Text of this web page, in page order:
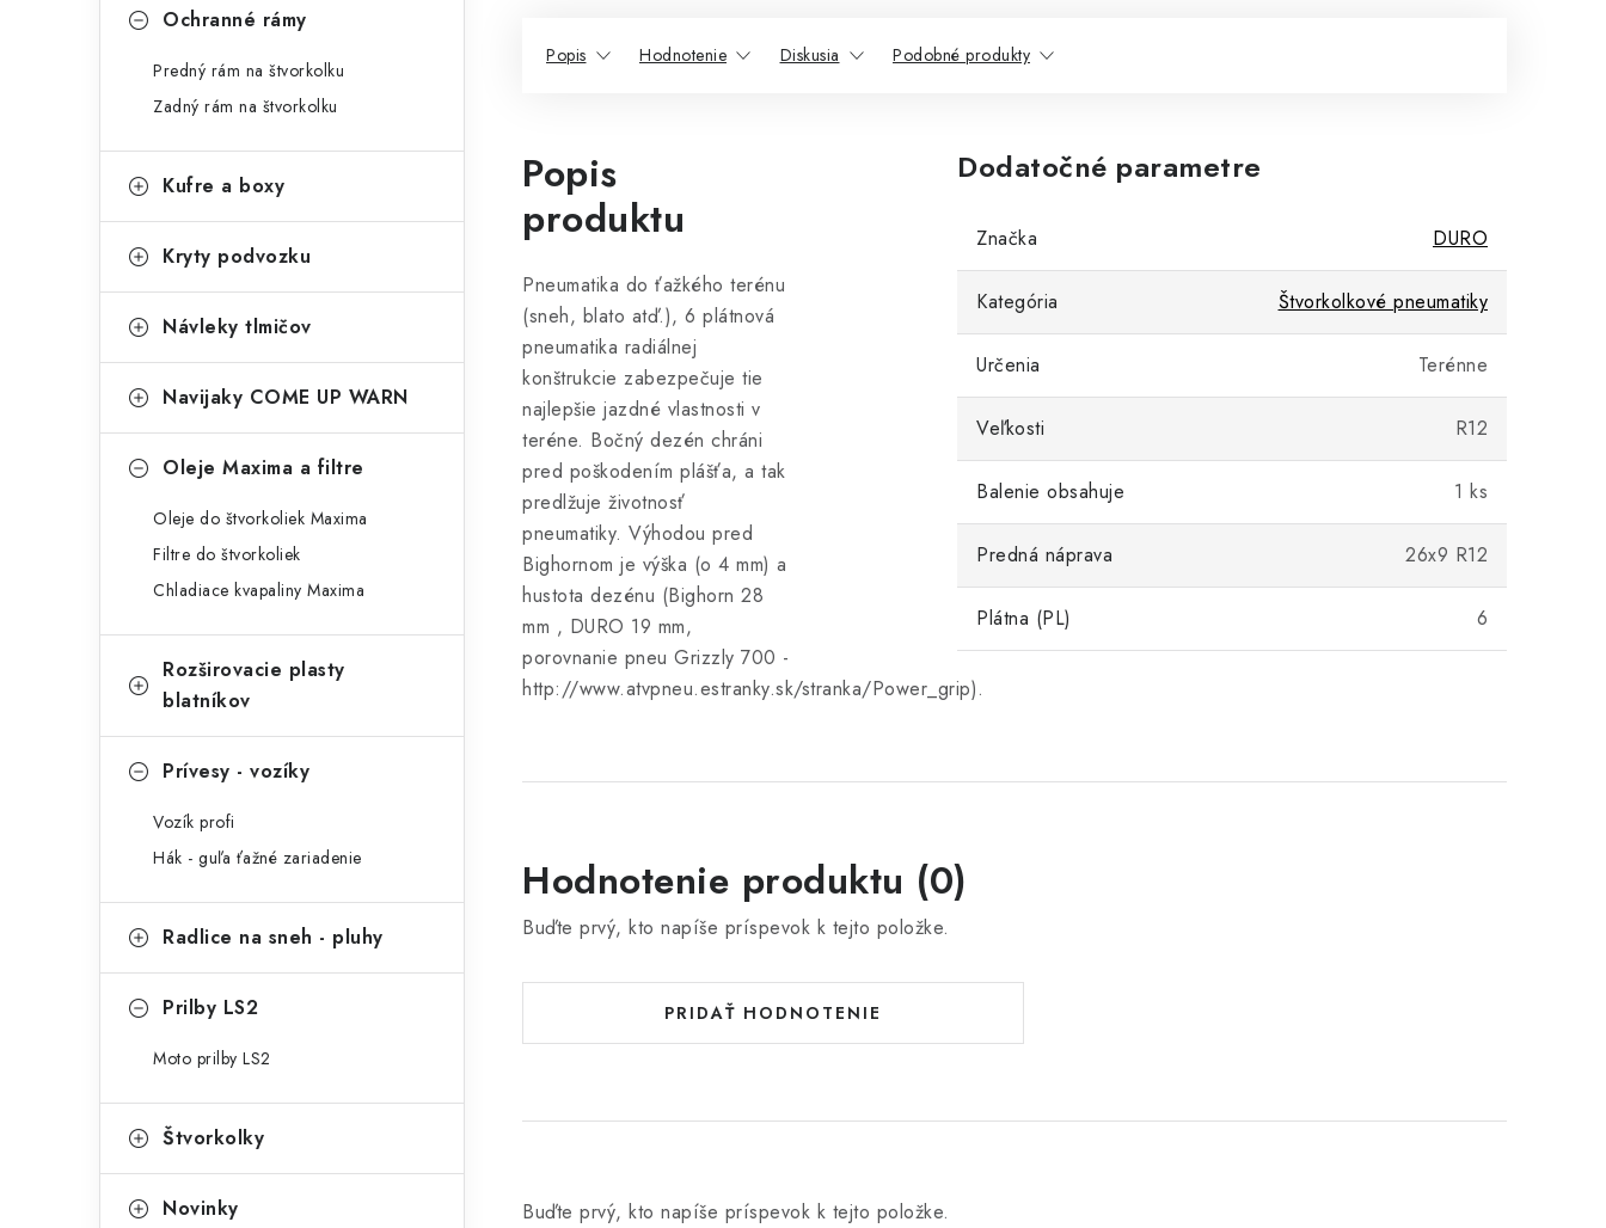
Ochranné rámy
Predný rám na štvorkolku
Zadný rám na štvorkolku
Kufre a boxy
Kryty podvozku
Návleky tlmičov
Navijaky COME UP WARN
Oleje Maxima a filtre
Oleje do štvorkoliek Maxima
Filtre do štvorkoliek
Chladiace kvapaliny Maxima
Rozširovacie plasty
blatníkov
Prívesy - vozíky
Vozík profi
Hák - guľa ťažné zariadenie
Radlice na sneh - pluhy
Prilby LS2
Moto prilby LS2
Štvorkolky
Novinky
Popis Hodnotenie Diskusia Podobné produkty
Popis
produktu
Pneumatika do ťažkého terénu
(sneh, blato atď.), 6 plátnová
pneumatika radiálnej
konštrukcie zabezpečuje tie
najlepšie jazdné vlastnosti v
teréne. Bočný dezén chráni
pred poškodením plášťa, a tak
predlžuje životnosť
pneumatiky. Výhodou pred
Bighornom je výška (o 4 mm) a
hustota dezénu (Bighorn 28
mm , DURO 19 mm,
porovnanie pneu Grizzly 700 -
http://www.atvpneu.estranky.sk/stranka/Power_grip).
Dodatočné parametre
Značka DURO
Kategória Štvorkolkové pneumatiky
Určenia Terénne
Veľkosti R12
Balenie obsahuje 1 ks
Predná náprava 26x9 R12
Plátna (PL) 6
Hodnotenie produktu (0)
Buďte prvý, kto napíše príspevok k tejto položke.
PRIDAŤ HODNOTENIE
Buďte prvý, kto napíše príspevok k tejto položke.